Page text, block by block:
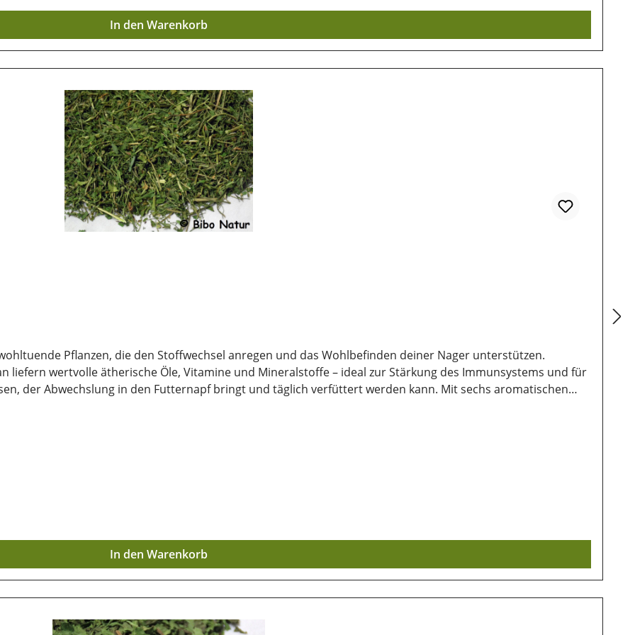
In den Warenkorb
Pflanzen, die den Stoffwechsel anregen und das Wohlbefinden deiner Nager unterstützen.
liefern wertvolle ätherische Öle, Vitamine und Mineralstoffe – ideal zur Stärkung des Immunsystems und für
in den Futternapf bringt und täglich verfüttert werden kann. Mit sechs aromatischen
In den Warenkorb